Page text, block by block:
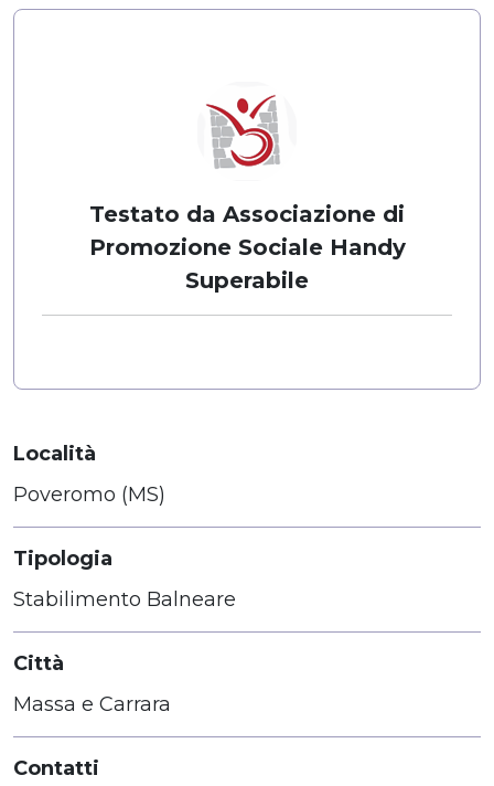
Testato da Associazione di
Promozione Sociale Handy
Superabile
Località
Poveromo (MS)
Tipologia
Stabilimento Balneare
Città
Massa e Carrara
Contatti